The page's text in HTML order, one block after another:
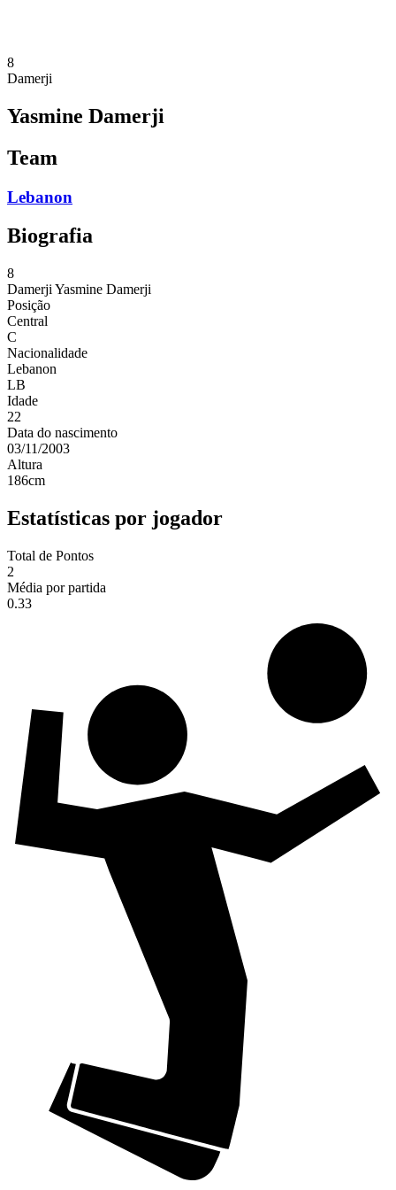
8
Damerji
Yasmine Damerji
Team
Lebanon
Biografia
8
Damerji Yasmine Damerji
Posição
Central
C
Nacionalidade
Lebanon
LB
Idade
22
Data do nascimento
03/11/2003
Altura
186cm
Estatísticas por jogador
Total de Pontos
2
Média por partida
0.33